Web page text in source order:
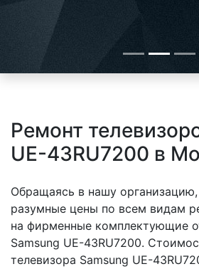
Ремонт
UE-43RU7200 в
Обращаясь в нашу организацию,
разумные цены по всем видам
на фирменные комплектующие
Samsung UE-43RU7200.
телевизора Samsung UE-